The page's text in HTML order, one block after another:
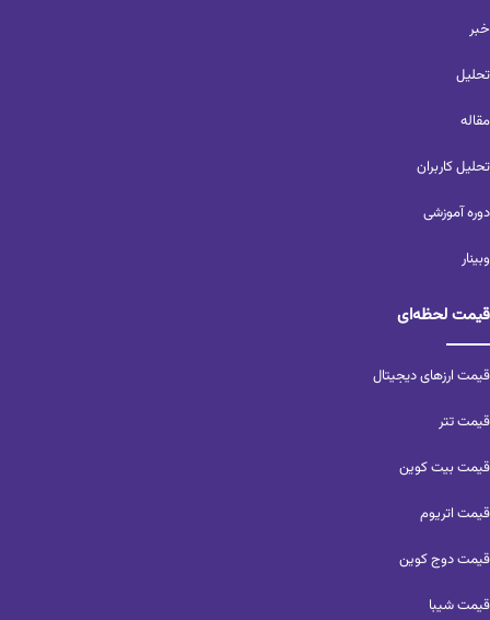
خبر
تحلیل‌
مقاله
تحلیل کاربران‌
دوره آموزشی
وبینار
قیمت لحظه‌ای
قیمت ارزهای دیجیتال
قیمت تتر
قیمت بیت کوین
قیمت اتریوم
قیمت دوج کوین
قیمت شیبا